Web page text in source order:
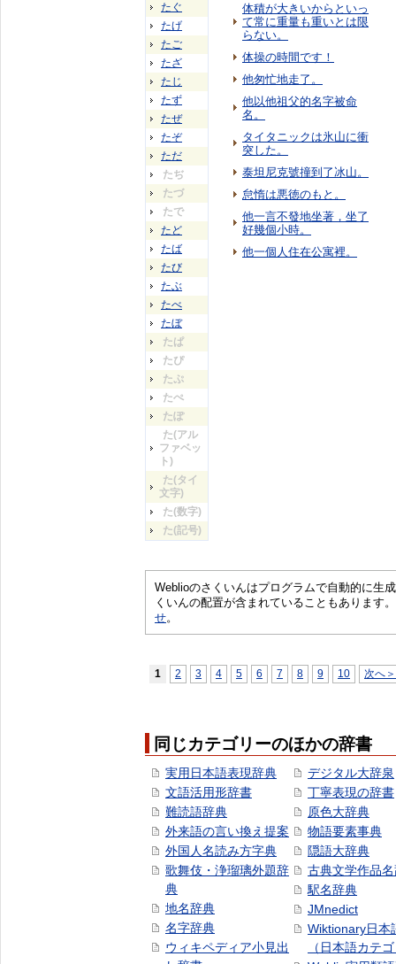
たぐ
たげ
たご
たざ
たじ
たず
たぜ
たぞ
ただ
たぢ
たづ
たで
たど
たば
たび
たぶ
たべ
たぼ
たぱ
たぴ
たぷ
たぺ
たぽ
た(アル
ファベッ
ト)
た(タイ
文字)
た(数字)
た(記号)
体積が大きいからといっ
て常に重量も重いとは限
らない。
体操の時間です！
他匆忙地走了。
他以他祖父的名字被命
名。
タイタニックは氷山に衝
突した。
泰坦尼克號撞到了冰山。
怠惰は悪徳のもと。
他一言不發地坐著，坐了
好幾個小時。
他一個人住在公寓裡。
Weblioのさくいんはプログラムで自動的に生
くいんの配置が含まれていることもあります
せ。
1 2 3 4 5 6 7 8 9 10 次へ＞
同じカテゴリーのほかの辞書
実用日本語表現辞典
文語活用形辞書
難読語辞典
外来語の言い換え提案
外国人名読み方字典
歌舞伎・浄瑠璃外題辞
典
地名辞典
名字辞典
ウィキペディア小見出
デジタル大辞泉
丁寧表現の辞書
原色大辞典
物語要素事典
隠語大辞典
古典文学作品
駅名辞典
JMnedict
Wiktionary日本
（日本語カテ